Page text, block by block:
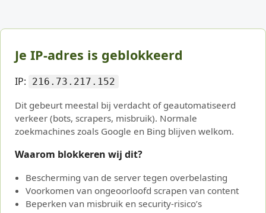
Je IP-adres is geblokkeerd
IP: 216.73.217.152
Dit gebeurt meestal bij verdacht of geautomatiseerd
verkeer (bots, scrapers, misbruik). Normale
zoekmachines zoals Google en Bing blijven welkom.
Waarom blokkeren wij dit?
Bescherming van de server tegen overbelasting
Voorkomen van ongeoorloofd scrapen van content
Beperken van misbruik en security-risico’s